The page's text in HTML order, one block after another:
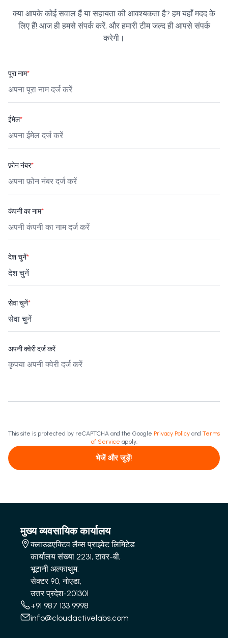
क्या आपके कोई सवाल हैं या सहायता की आवश्यकता है? हम यहाँ मदद के
लिए हैं! आज ही हमसे संपर्क करें, और हमारी टीम जल्द ही आपसे संपर्क
करेगी।
पूरा नाम*
ईमेल*
फ़ोन नंबर*
कंपनी का नाम*
देश चुनें*
सेवा चुनें*
अपनी क्वेरी दर्ज करें
This site is protected by reCAPTCHA and the Google Privacy Policy and Terms
of Service apply.
भेजें और जुड़ें!
मुख्य व्यवसायिक कार्यालय
क्लाउडएक्टिव लैब्स प्राइवेट लिमिटेड
कार्यालय संख्या 2231, टावर-बी,
भूटानी अल्फाथुम,
सेक्टर 90, नोएडा,
उत्तर प्रदेश-201301
+91 987 133 9998
info@cloudactivelabs.com